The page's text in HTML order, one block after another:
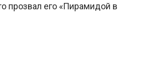
прозвал его «Пирамидой в